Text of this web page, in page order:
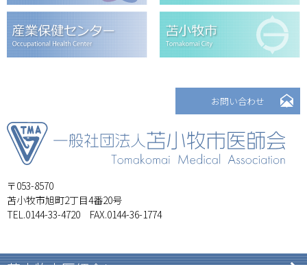
お問い合わせ
〒053-8570
苫小牧市旭町2丁目4番20号
TEL.0144-33-4720 FAX.0144-36-1774